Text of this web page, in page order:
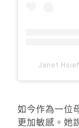
Janet
如今作為一位
更加敏感。她